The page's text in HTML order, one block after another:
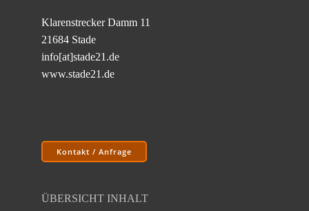
Klarenstrecker Damm 11
21684 Stade
info[at]stade21.de
www.stade21.de
Kontakt / Anfrage
ÜBERSICHT INHALT